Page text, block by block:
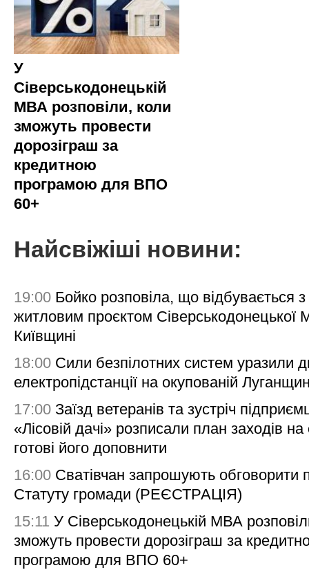
У
Сіверськодонецькій
МВА розповіли, коли
зможуть провести
дорозіграш за
кредитною
програмою для ВПО
60+
Найсвіжіші новини:
19:00 Бойко розповіла, що відбувається з
житловим проєктом Сіверськодонецької
Київщині
18:00 Сили безпілотних систем уразили
електропідстанції на окупованій
17:00 Заїзд ветеранів та зустріч
«Лісовій дачі» розписали план заходів на
готові його доповнити
16:00 Сватівчан запрошують обговорити
Статуту громади (РЕЄСТРАЦІЯ)
15:11 У Сіверськодонецькій МВА
зможуть провести дорозіграш за
програмою для ВПО 60+